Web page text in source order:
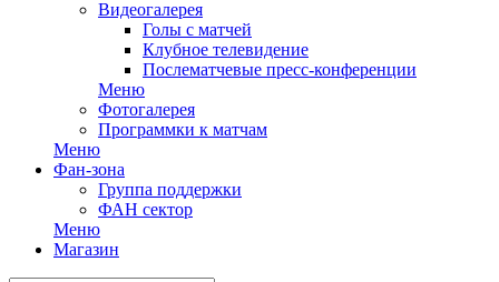
Видеогалерея
Голы с матчей
Клубное телевидение
Послематчевые пресс-конференции
Меню
Фотогалерея
Программки к матчам
Меню
Фан-зона
Группа поддержки
ФАН сектор
Меню
Магазин